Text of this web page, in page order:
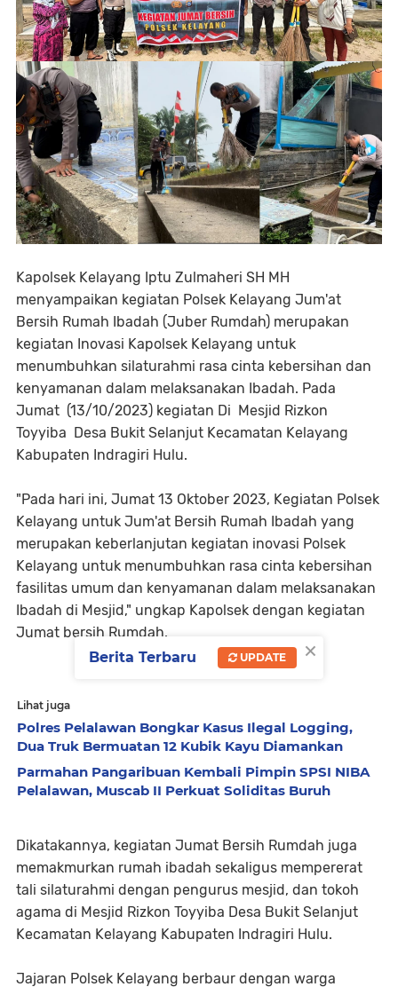
Kapolsek Kelayang Iptu Zulmaheri SH MH
menyampaikan kegiatan Polsek Kelayang Jum'at
Bersih Rumah Ibadah (Juber Rumdah) merupakan
kegiatan Inovasi Kapolsek Kelayang untuk
menumbuhkan silaturahmi rasa cinta kebersihan dan
kenyamanan dalam melaksanakan Ibadah. Pada
Jumat (13/10/2023) kegiatan Di Mesjid Rizkon
Toyyiba Desa Bukit Selanjut Kecamatan Kelayang
Kabupaten Indragiri Hulu.
"Pada hari ini, Jumat 13 Oktober 2023, Kegiatan Polsek
Kelayang untuk Jum'at Bersih Rumah Ibadah yang
merupakan keberlanjutan kegiatan inovasi Polsek
Kelayang untuk menumbuhkan rasa cinta kebersihan
fasilitas umum dan kenyamanan dalam melaksanakan
Ibadah di Mesjid," ungkap Kapolsek dengan kegiatan
Jumat bersih Rumdah.
Lihat juga
Polres Pelalawan Bongkar Kasus Ilegal Logging,
Dua Truk Bermuatan 12 Kubik Kayu Diamankan
Parmahan Pangaribuan Kembali Pimpin SPSI NIBA
Pelalawan, Muscab II Perkuat Soliditas Buruh
Dikatakannya, kegiatan Jumat Bersih Rumdah juga
memakmurkan rumah ibadah sekaligus mempererat
tali silaturahmi dengan pengurus mesjid, dan tokoh
agama di Mesjid Rizkon Toyyiba Desa Bukit Selanjut
Kecamatan Kelayang Kabupaten Indragiri Hulu.
Jajaran Polsek Kelayang berbaur dengan warga
×
Berita Terbaru UPDATE